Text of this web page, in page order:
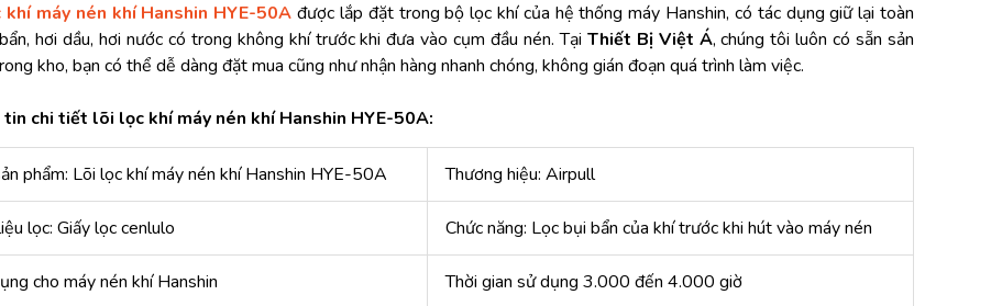
khí máy nén khí Hanshin HYE-50A được lắp đặt trong bộ lọc khí của hệ thống máy Hanshin, có tác dụng giữ lại toàn
hơi dầu, hơi nước có trong không khí trước khi đưa vào cụm đầu nén. Tại Thiết Bị Việt Á, chúng tôi luôn có sẵn sản
kho, bạn có thể dễ dàng đặt mua cũng như nhận hàng nhanh chóng, không gián đoạn quá trình làm việc.
chi tiết lõi lọc khí máy nén khí Hanshin HYE-50A:
phẩm: Lõi lọc khí máy nén khí Hanshin HYE-50A Thương hiệu: Airpull
lọc: Giấy lọc cenlulo Chức năng: Lọc bụi bẩn của khí trước khi hút vào máy nén
cho máy nén khí Hanshin Thời gian sử dụng 3.000 đến 4.000 giờ